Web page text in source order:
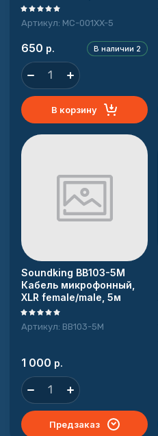
Артикул: MC-001XX-5
В наличии 2
650 р.
В корзину
Soundking BB103-5M
Кабель микрофонный,
XLR female/male, 5м
Артикул: BB103-5M
1 000 р.
Предзаказ